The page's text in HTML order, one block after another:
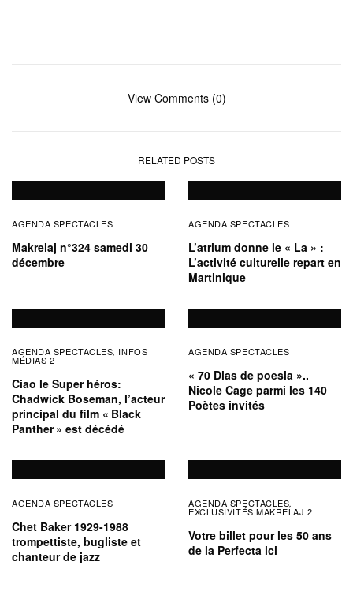
View Comments (0)
RELATED POSTS
AGENDA SPECTACLES
Makrelaj n°324 samedi 30
décembre
AGENDA SPECTACLES
L’atrium donne le « La » :
L’activité culturelle repart en
Martinique
AGENDA SPECTACLES, INFOS
MÉDIAS 2
Ciao le Super héros:
Chadwick Boseman, l’acteur
principal du film « Black
Panther » est décédé
AGENDA SPECTACLES
« 70 Dias de poesia »..
Nicole Cage parmi les 140
Poètes invités
AGENDA SPECTACLES
Chet Baker 1929-1988
trompettiste, bugliste et
chanteur de jazz
AGENDA SPECTACLES,
EXCLUSIVITÉS MAKRELAJ 2
Votre billet pour les 50 ans
de la Perfecta ici